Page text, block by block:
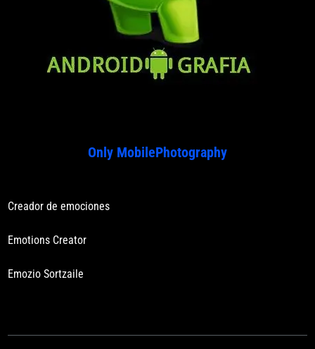
Only MobilePhotography
Creador de emociones
Emotions Creator
Emozio Sortzaile